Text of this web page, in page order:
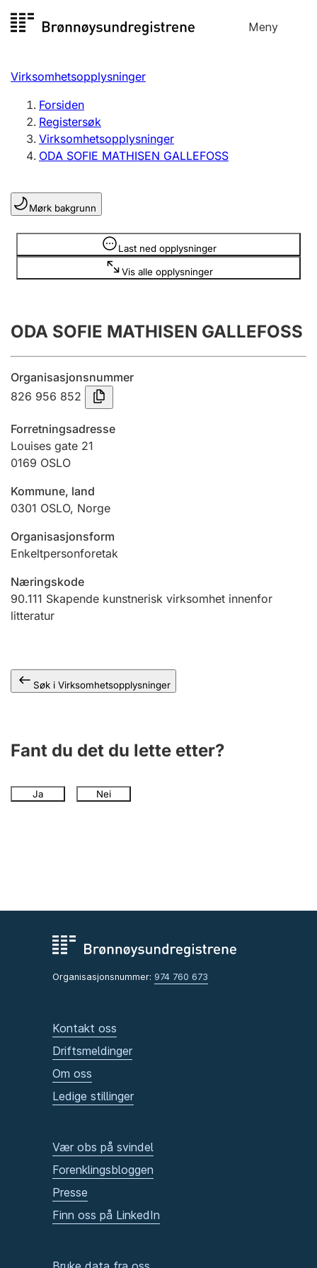
til
Meny
Registersøk
Aksjeselskap
Enkeltpersonforetak
Registrere, endre, slette
Lag og forening
Registrere, endre, slette
Årsregnskap
Innsending og forsinkelsesgebyr
Jeger
Ektepaktveileder
Offentlig sektor
Virksomhetsopplysninger
Forsiden
Registersøk
Virksomhetsopplysninger
ODA SOFIE MATHISEN GALLEFOSS
Mørk bakgrunn
Last ned opplysninger
Vis alle opplysninger
Opplysninger er skjult
ODA SOFIE MATHISEN GALLEFOSS
Organisasjonsnummer
826 956 852
Forretningsadresse
Louises gate 21
0169 OSLO
Kommune, land
0301 OSLO, Norge
Organisasjonsform
Enkeltpersonforetak
Næringskode
90.111 Skapende kunstnerisk virksomhet innenfor
litteratur
Søk i Virksomhetsopplysninger
Fant du det du lette etter?
Ja Nei
Organisasjonsnummer: 974 760 673
Kontakt oss
Driftsmeldinger
Om oss
Ledige stillinger
Vær obs på svindel
Forenklingsbloggen
Presse
Finn oss på LinkedIn